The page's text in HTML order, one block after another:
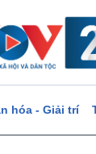
hóa - Giải trí